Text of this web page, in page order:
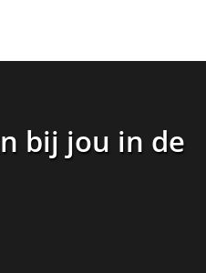
bij jou in de